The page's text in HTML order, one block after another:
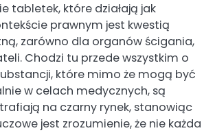
tabletek, które działają jak
prawnym jest kwestią
zarówno dla organów ścigania,
Chodzi tu przede wszystkim o
które mimo że mogą być
w celach medycznych, są
na czarny rynek, stanowiąc
jest zrozumienie, że nie każda